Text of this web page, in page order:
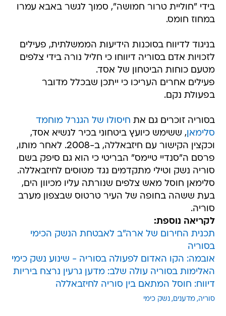
בידי "חוליית טרור חמושה", סמוך לגשר באבא עמרו
במחוז חומס.
בניגוד לדיווח בסוכנות הידיעות הממשלתית, פעילים
לזכויות אדם בסוריה דיווחו כי חליל נורה בידי צלפים
מטעם כוחות הביטחון של אסד.
פעילים אחרים העריכו כי ייתכן שבכלל מדובר
בפעולת נקם.
בסוריה זוכרים גם את חיסולו של הגנרל מוחמד
סלימאן, ששימש כיועץ ביטחוני בכיר לנשיא אסד,
וכקצין הקישור עם חיזבאללה, ב-2008. לאחר מותו,
פרסם ה"סנדיי טיימס" הבריטי כי הוא גם סיפק בשם
סוריה נשק וטילי מתקדמים נגד מטוסים לחיזבאללה.
סלימאן חוסל מאש צלפים שנורתה עליו מכיוון הים,
בעת ששהה בחופה של העיר טרטוס שבצפון מערב
סוריה.
לקריאה נוספת:
תכנית החירום של ארה"ב לאבטחת הנשק הכימי
בסוריה
אובמה: הקו האדום לפעולה בסוריה - שינוע נשק כימי
האלימות בסוריה עולה שלב: מדען גרעין נרצח ביריות
דיווח: חוסל המתאם בין סוריה לחיזבאללה
סוריה מדענים נשק כימי